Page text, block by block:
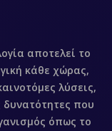
αποτελεί το
κάθε χώρας,
λύσεις,
δυνατότητες που
όπως το